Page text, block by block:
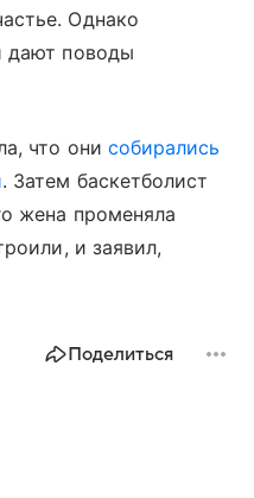
Однако
дают поводы
что они собирались
. Затем баскетболист
жена променяла
и заявил,
Поделиться